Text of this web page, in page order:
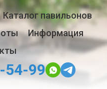
Каталог павильонов
Информация
54-99